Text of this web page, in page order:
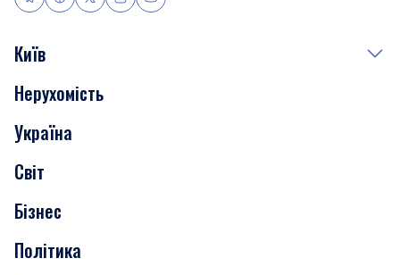
Київ
Події
Скандали
Нерухомість
Транспорт
Нерухомість
Україна
Світ
Бізнес
Політика